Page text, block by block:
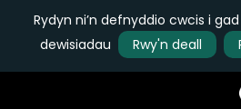
Rydyn ni’n defnyddio cwcis i
dewisiadau
Rwy'n deall